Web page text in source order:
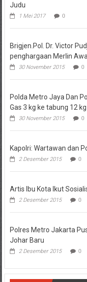
Judu
1 Mei 2017 0
Brigjen.Pol. Dr. Victor
penghargaan Merlin
30 November 2015 0
Polda Metro Jaya Dan
Gas 3 kg ke tabung 12 kg
30 November 2015 0
Kapolri: Wartawan dan
2 Desember 2015 0
Artis Ibu Kota Ikut
2 Desember 2015 0
Polres Metro Jakarta
Johar Baru
2 Desember 2015 0